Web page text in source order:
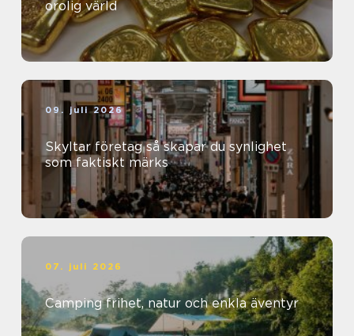
orolig värld
09. juli 2026
Skyltar företag så skapar du synlighet
som faktiskt märks
07. juli 2026
Camping frihet, natur och enkla äventyr